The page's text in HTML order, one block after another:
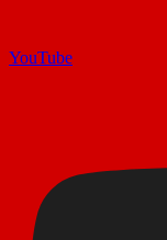
YouTube